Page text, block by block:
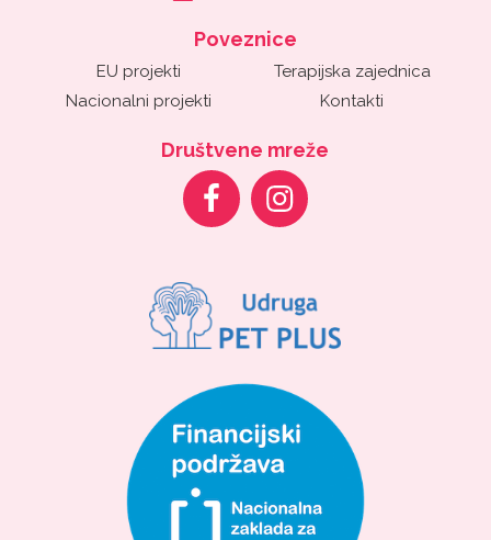
Poveznice
EU projekti
Nacionalni projekti
Terapijska zajednica
Kontakti
Društvene mreže